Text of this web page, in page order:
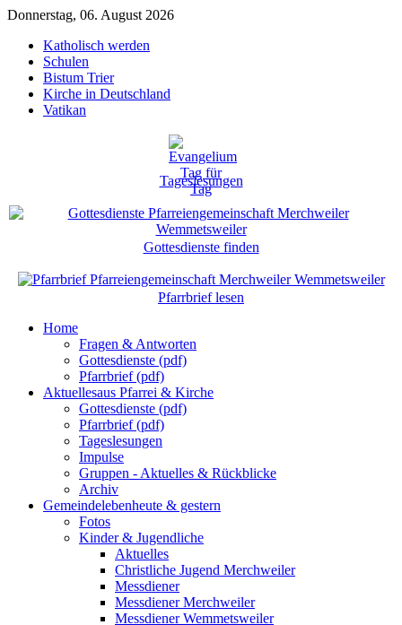
Donnerstag, 06. August 2026
Katholisch werden
Schulen
Bistum Trier
Kirche in Deutschland
Vatikan
Tageslesungen
Gottesdienste finden
Pfarrbrief lesen
Home
Fragen & Antworten
Gottesdienste (pdf)
Pfarrbrief (pdf)
Aktuellesaus Pfarrei & Kirche
Gottesdienste (pdf)
Pfarrbrief (pdf)
Tageslesungen
Impulse
Gruppen - Aktuelles & Rückblicke
Archiv
Gemeindelebenheute & gestern
Fotos
Kinder & Jugendliche
Aktuelles
Christliche Jugend Merchweiler
Messdiener
Messdiener Merchweiler
Messdiener Wemmetsweiler